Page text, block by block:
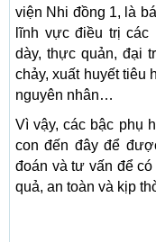
viện Nhi đồng 1, là
lĩnh vực điều trị các
dày, thực quản, đại
chảy, xuất huyết tiêu
nguyên nhân…
Vì vậy, các bậc phụ
con đến đây để
đoán và tư vấn để
quả, an toàn và kịp